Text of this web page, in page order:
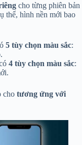
cho từng phiên bản
thể, hình nền mới bao
5 tùy chọn màu sắc:
4 tùy chọn màu sắc:
cho tương ứng với